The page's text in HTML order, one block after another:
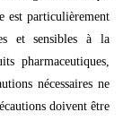
est particulièrement
et sensibles à la
pharmaceutiques,
nécessaires ne
doivent être